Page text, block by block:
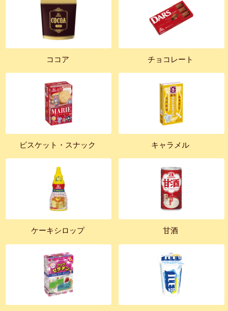
ココア チョコレート
ビスケット・スナック キャラメル
ケーキシロップ 甘酒